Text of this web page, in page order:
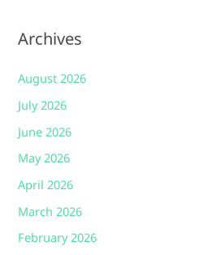
Archives
August 2026
July 2026
June 2026
May 2026
April 2026
March 2026
February 2026